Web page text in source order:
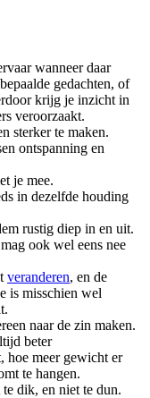
wanneer daar
gedachten, of
krijg je inzicht in
veroorzaakt.
sterker te maken.
ontspanning en
je mee.
in dezelfde houding
rustig diep in en uit.
ook wel eens nee
veranderen, en de
is misschien wel
naar de zin maken.
beter
hoe meer gewicht er
te hangen.
dik, en niet te dun.